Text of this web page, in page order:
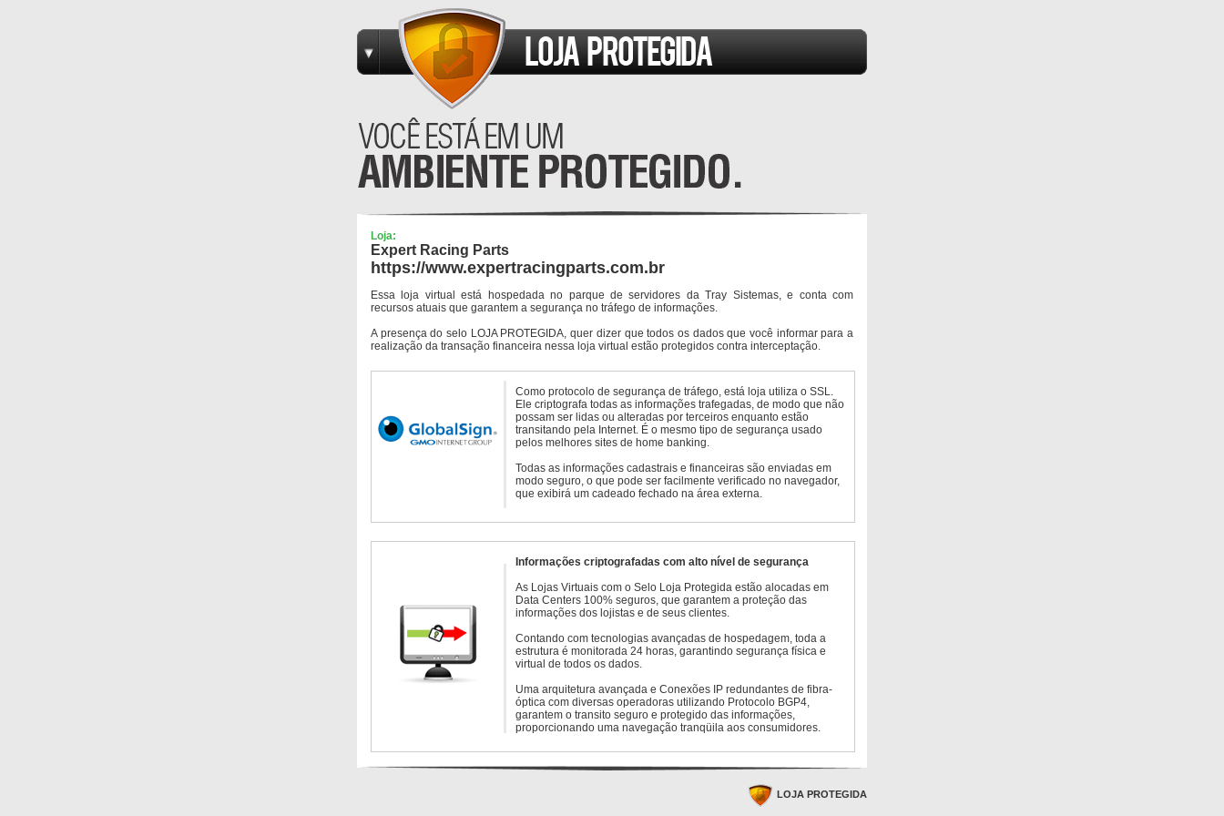
Loja:
Expert Racing Parts
https://www.expertracingparts.com.br
Essa loja virtual está hospedada no parque de servidores da Tray Sistemas, e conta com
recursos atuais que garantem a segurança no tráfego de informações.
A presença do selo LOJA PROTEGIDA, quer dizer que todos os dados que você informar para a
realização da transação financeira nessa loja virtual estão protegidos contra interceptação.
Como protocolo de segurança de tráfego, está loja utiliza o SSL.
Ele criptografa todas as informações trafegadas, de modo que não
possam ser lidas ou alteradas por terceiros enquanto estão
transitando pela Internet. É o mesmo tipo de segurança usado
pelos melhores sites de home banking.
Todas as informações cadastrais e financeiras são enviadas em
modo seguro, o que pode ser facilmente verificado no navegador,
que exibirá um cadeado fechado na área externa.
Informações criptografadas com alto nível de segurança
As Lojas Virtuais com o Selo Loja Protegida estão alocadas em
Data Centers 100% seguros, que garantem a proteção das
informações dos lojistas e de seus clientes.
Contando com tecnologias avançadas de hospedagem, toda a
estrutura é monitorada 24 horas, garantindo segurança física e
virtual de todos os dados.
Uma arquitetura avançada e Conexões IP redundantes de fibra-
óptica com diversas operadoras utilizando Protocolo BGP4,
garantem o transito seguro e protegido das informações,
proporcionando uma navegação tranqüila aos consumidores.
LOJA PROTEGIDA